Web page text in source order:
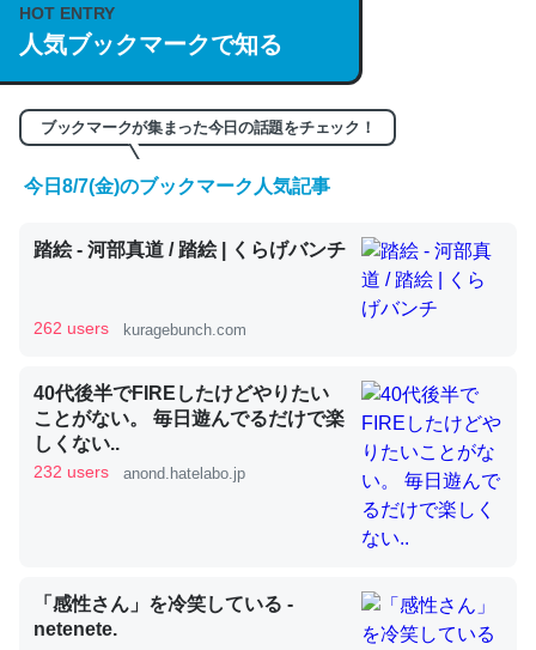
https://isobe324649.hatenablog.com/entry/2023/03/27
/064121
─GPTの仕組みと限界についての考察（１） - conceptualization
くらい。小説でいう「ずっと前の伏線」は回収されないけ
ど、短期記憶というには多い分量。進化すればするほど分
昆虫ってカルシウム少ないのか。知らんかった。調べたら
コオロギのカルシウム分はエビの600分の1程度。
HOT ENTRY
人気ブックマークで知る
ブックマークが集まった今日の話題をチェック！
今日8/7(金)のブックマーク人気記事
踏絵 - 河部真道 / 踏絵 | くらげバンチ
262 users kuragebunch.com
40代後半でFIREしたけどやりたい
ことがない。 毎日遊んでるだけで楽
しくない..
232 users anond.hatelabo.jp
「感性さん」を冷笑している -
netenete.